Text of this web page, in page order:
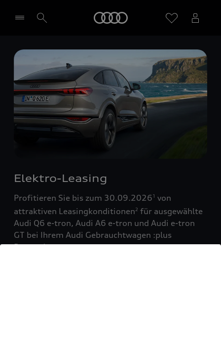
Händler wählen
Elektro-Leasing
Profitieren Sie bis zum 30.09.20261 von
attraktiven Leasingkonditionen2 für ausgewählte
Audi Q6 e-tron, Audi A6 e-tron und Audi e-tron
GT bei Ihrem Audi Gebrauchtwagen :plus
Partner!